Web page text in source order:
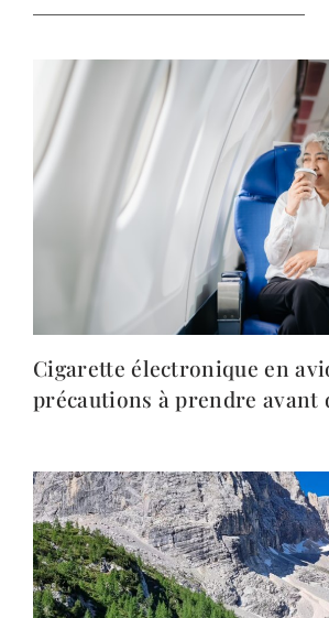
Cigarette électronique en
précautions à prendre avant